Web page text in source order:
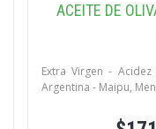
ACEITE DE
Extra Virgen -
Argentina - Maipu,